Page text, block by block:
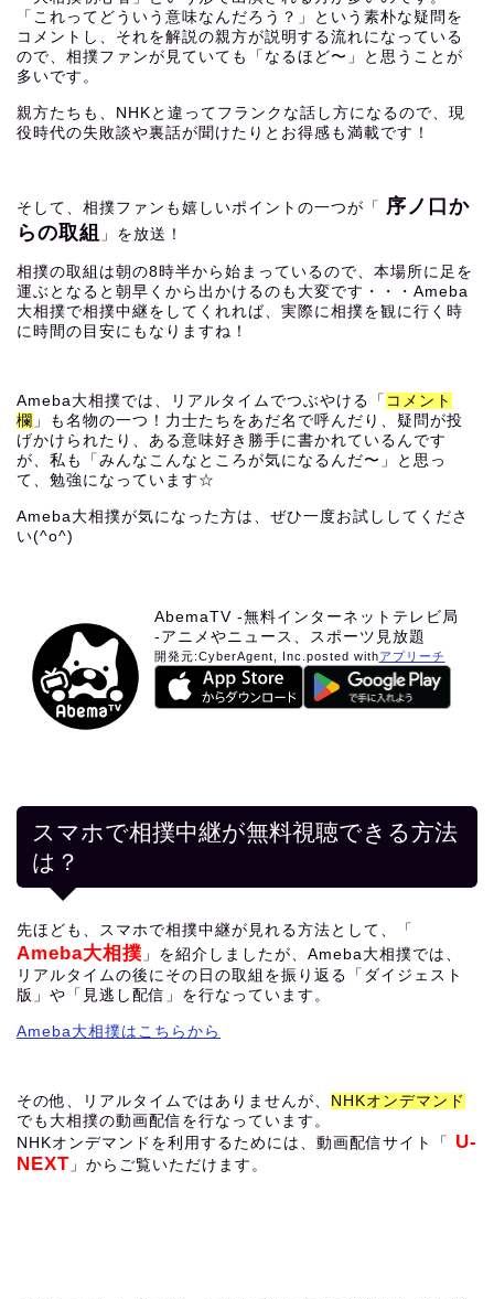
「これってどういう意味なんだろう？」という素朴な疑問を
コメントし、それを解説の親方が説明する流れになっている
ので、相撲ファンが見ていても「なるほど〜」と思うことが
多いです。
親方たちも、NHKと違ってフランクな話し方になるので、現
役時代の失敗談や裏話が聞けたりとお得感も満載です！
そして、相撲ファンも嬉しいポイントの一つが「 序ノ口か
らの取組 」を放送！
相撲の取組は朝の8時半から始まっているので、本場所に足を
運ぶとなると朝早くから出かけるのも大変です・・・Ameba
大相撲で相撲中継をしてくれれば、実際に相撲を観に行く時
に時間の目安にもなりますね！
Ameba大相撲では、リアルタイムでつぶやける「 コメント
欄 」も名物の一つ！力士たちをあだ名で呼んだり、疑問が投
げかけられたり、ある意味好き勝手に書かれているんです
が、私も「みんなこんなところが気になるんだ〜」と思っ
て、勉強になっています☆
Ameba大相撲が気になった方は、ぜひ一度お試ししてくださ
い(^o^)
AbemaTV -無料インターネットテレビ局
-アニメやニュース、スポーツ見放題
開発元:CyberAgent, Inc. posted withアプリーチ
スマホで相撲中継が無料視聴できる方法
は？
先ほども、スマホで相撲中継が見れる方法として、「
Ameba大相撲 」を紹介しましたが、Ameba大相撲では、
リアルタイムの後にその日の取組を振り返る「ダイジェスト
版」や「見逃し配信」を行なっています。
Ameba大相撲はこちらから
その他、リアルタイムではありませんが、 NHKオンデマンド
でも大相撲の動画配信を行なっています。
NHKオンデマンドを利用するためには、動画配信サイト「
U-
NEXT 」からご覧いただけます。